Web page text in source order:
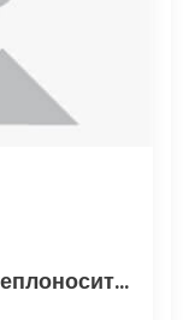
Способы расчета расхода теплоносителя для системы отопления